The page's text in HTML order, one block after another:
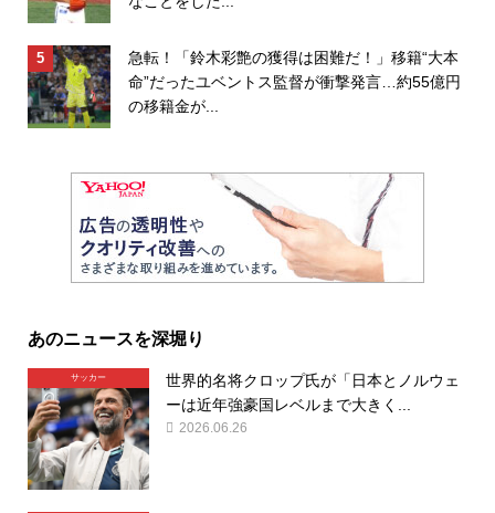
急転！「鈴木彩艶の獲得は困難だ！」移籍“大本
命”だったユベントス監督が衝撃発言…約55億円
の移籍金が...
あのニュースを深堀り
サッカー
世界的名将クロップ氏が「日本とノルウェ
ーは近年強豪国レベルまで大きく...
2026.06.26